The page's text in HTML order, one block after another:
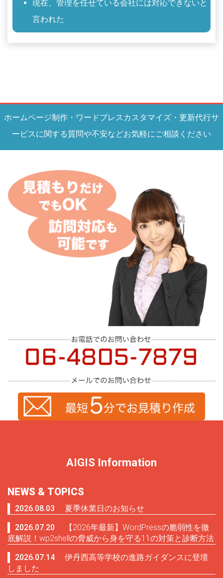
現在、管理を任せている会社には対応できないと
言われた
ホームページ制作・ワードプレスカスタマイズ・更新代行サ
ービスに関する質問や不安などお気軽にご相談ください
AIGIS Information
NEWS & TOPICS
2026.08.03
夏季休業日のお知らせ
2026.07.20
【2026年最新】WordPressの脆弱性を徹
底解説！wp2shellの脅威から身を守る11の対策と診断方法
2026.07.14
伊丹西高等学校の進路ガイダンスに登壇
しました